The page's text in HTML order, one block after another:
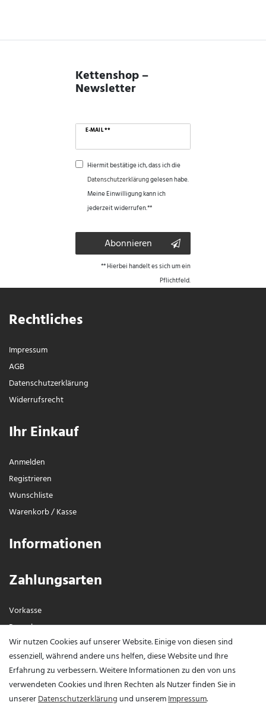
Kettenshop –
Newsletter
E-MAIL **
Hiermit bestätige ich, dass ich die
Daten­schutz­erklärunggelesen habe.
Meine Einwilligung kann ich
jederzeit widerrufen.**
Abonnieren
** Hierbei handelt es sich um ein
Pflichtfeld.
Rechtliches
Impressum
AGB
Daten­schutz­erklärung
Widerrufs­recht
Ihr Einkauf
Anmelden
Registrieren
Wunschliste
Warenkorb/Kasse
Informationen
Zahlungsarten
Vorkasse
Paypal
Visa / Mastercard
Vertrag widerrufen?
Wir nutzen Cookies auf unserer Website. Einige von diesen sind
essenziell, während andere uns helfen, diese Website und Ihre
Erfahrung zu verbessern. Weitere Informationen zu den von uns
verwendeten Cookies und Ihren Rechten als Nutzer finden Sie in
unsererDaten­schutz­erklärung und unseremImpressum.